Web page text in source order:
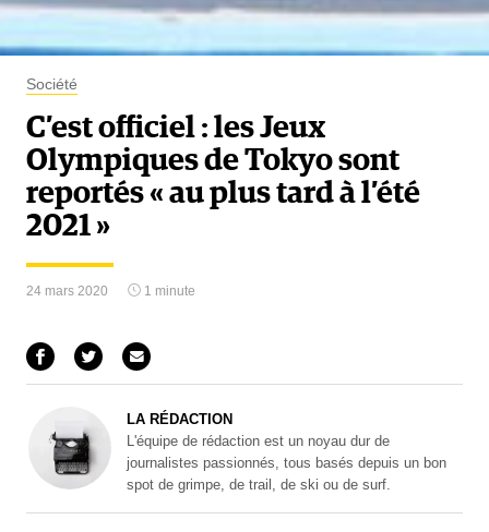
Société
C’est officiel : les Jeux
Olympiques de Tokyo sont
reportés « au plus tard à l’été
2021 »
24 mars 2020 1 minute
LA RÉDACTION
L'équipe de rédaction est un noyau dur de
journalistes passionnés, tous basés depuis un bon
spot de grimpe, de trail, de ski ou de surf.